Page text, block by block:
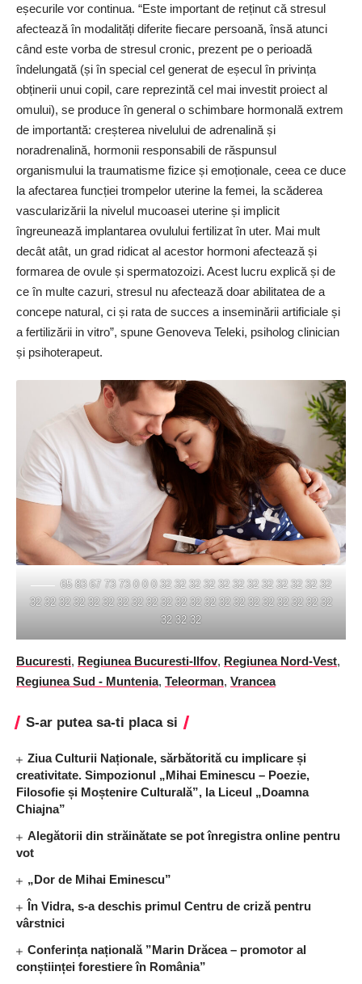
eșecurile vor continua. “Este important de reținut că stresul
afectează în modalități diferite fiecare persoană, însă atunci
când este vorba de stresul cronic, prezent pe o perioadă
îndelungată (și în special cel generat de eșecul în privința
obținerii unui copil, care reprezintă cel mai investit proiect al
omului), se produce în general o schimbare hormonală extrem
de importantă: creșterea nivelului de adrenalină și
noradrenalină, hormonii responsabili de răspunsul
organismului la traumatisme fizice și emoționale, ceea ce duce
la afectarea funcției trompelor uterine la femei, la scăderea
vascularizării la nivelul mucoasei uterine și implicit
îngreunează implantarea ovulului fertilizat în uter. Mai mult
decât atât, un grad ridicat al acestor hormoni afectează și
formarea de ovule și spermatozoizi. Acest lucru explică și de
ce în multe cazuri, stresul nu afectează doar abilitatea de a
concepe natural, ci și rata de succes a inseminării artificiale și
a fertilizării in vitro”, spune Genoveva Teleki, psiholog clinician
și psihoterapeut.
65 83 67 73 73 0 0 0 32 32 32 32 32 32 32 32 32 32 32 32
32 32 32 32 32 32 32 32 32 32 32 32 32 32 32 32 32 32 32 32 32
32 32 32
Bucuresti, Regiunea Bucuresti-Ilfov, Regiunea Nord-Vest,
Regiunea Sud - Muntenia, Teleorman, Vrancea
S-ar putea sa-ti placa si
Ziua Culturii Naționale, sărbătorită cu implicare și
creativitate. Simpozionul „Mihai Eminescu – Poezie,
Filosofie și Moștenire Culturală”, la Liceul „Doamna
Chiajna”
Alegătorii din străinătate se pot înregistra online pentru
vot
„Dor de Mihai Eminescu”
În Vidra, s-a deschis primul Centru de criză pentru
vârstnici
Conferința națională ”Marin Drăcea – promotor al
conștiinței forestiere în România”